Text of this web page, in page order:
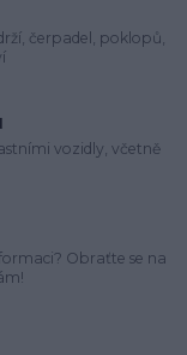
čerpadel, poklopů,
vozidly, včetně
Obraťte se na